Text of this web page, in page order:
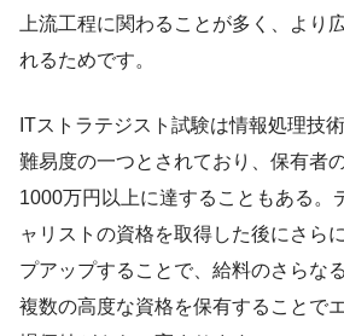
上流工程に関わることが多く、より
れるためです。
ITストラテジスト試験は情報処理技
難易度の一つとされており、保有者
1000万円以上に達することもある。
ャリストの資格を取得した後にさら
プアップすることで、給料のさらな
複数の高度な資格を保有することで